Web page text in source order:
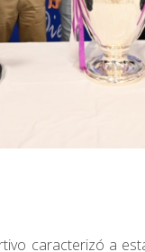
caracterizó a